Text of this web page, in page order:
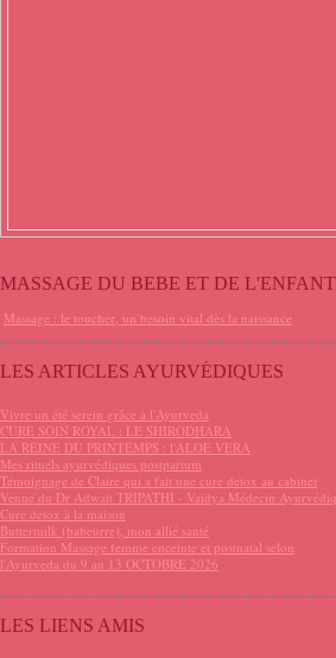
MASSAGE DU BEBE ET DE L'ENFANT
Massage : le toucher, un besoin vital dès la naissance
LES ARTICLES AYURVÉDIQUES
Vivre un été serein grâce à l'Ayurveda
CURE SOIN ROYAL : LE SHIRODHARA
LA REINE DU PRINTEMPS : l'ALOE VERA
Mes rituels ayurvédiques postpartum
Témoignage de Claire qui a fait une cure detox au cabinet
Venue du Dr Adwait TRIPATHI - Vaidya Médecin
Cure detox à la maison
Buttermilk (babeurre), mon allié santé
Formation Massage femme enceinte et postnatal selon
l'Ayurveda du 9 au 13 OCTOBRE 2026
LES LIENS AMIS